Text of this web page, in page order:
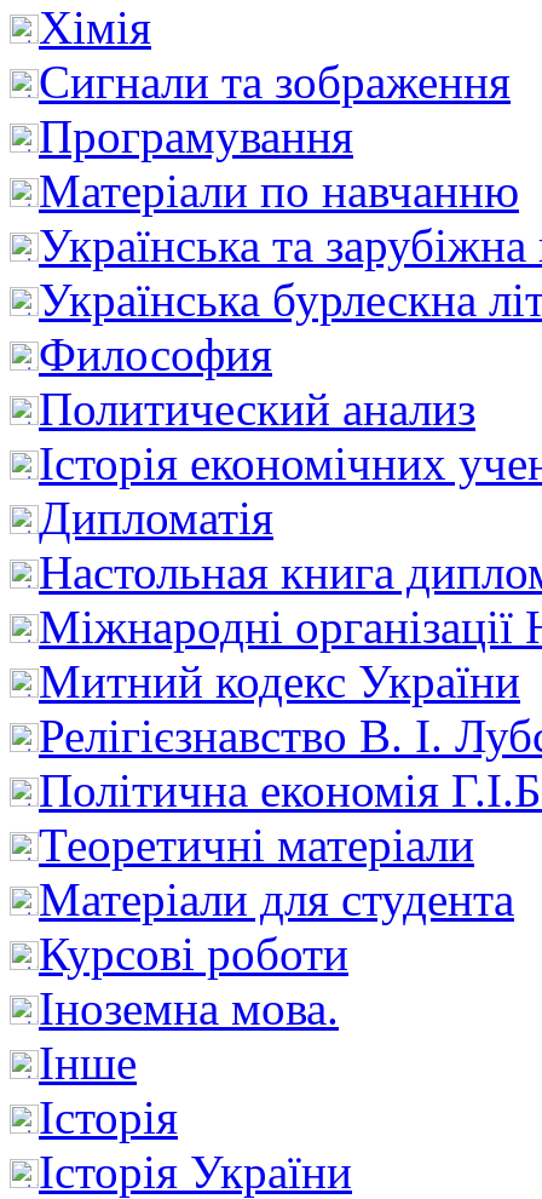
Хімія
Сигнали та зображення
Програмування
Матеріали по навчанню
Українська та зарубіжна
Українська бурлескна
Философия
Политический анализ
Історія економічних
Дипломатія
Настольная книга
Міжнародні
Митний кодекс України
Релігієзнавство В. І.
Політична економія
Теоретичні матеріали
Матеріали для студента
Курсові роботи
Іноземна мова.
Інше
Історія
Історія України